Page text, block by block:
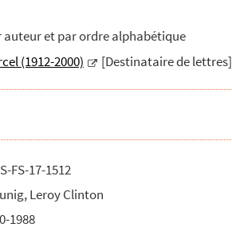
auteur et par ordre alphabétique
(1912-2000) [Destinataire de lettres]
FS-17-1512
Leroy Clinton
1988